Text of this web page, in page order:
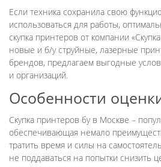
Если техника сохранила свою
использоваться для работы,
скупка принтеров от компании
новые и б/у струйные, лазерные
брендов, предлагаем выгодные
и организаций.
Особенности
Скупка принтеров бу в Москве –
обеспечивающая немало
тратить время и силы на
не поддаваться на попытки снизить